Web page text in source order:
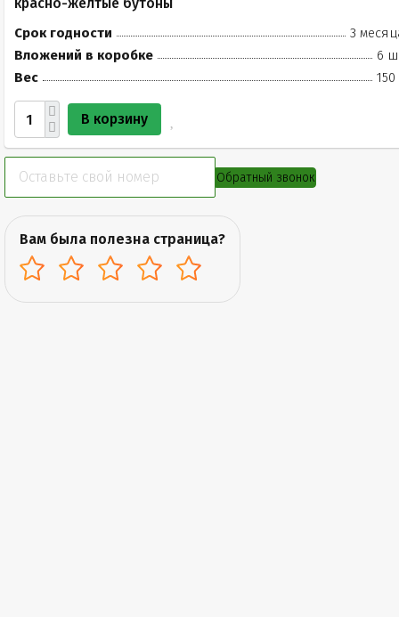
Срок годности
3
Вложений в коробке
6
Вес
150
В корзину
Обратный звонок
Вам была полезна страница?